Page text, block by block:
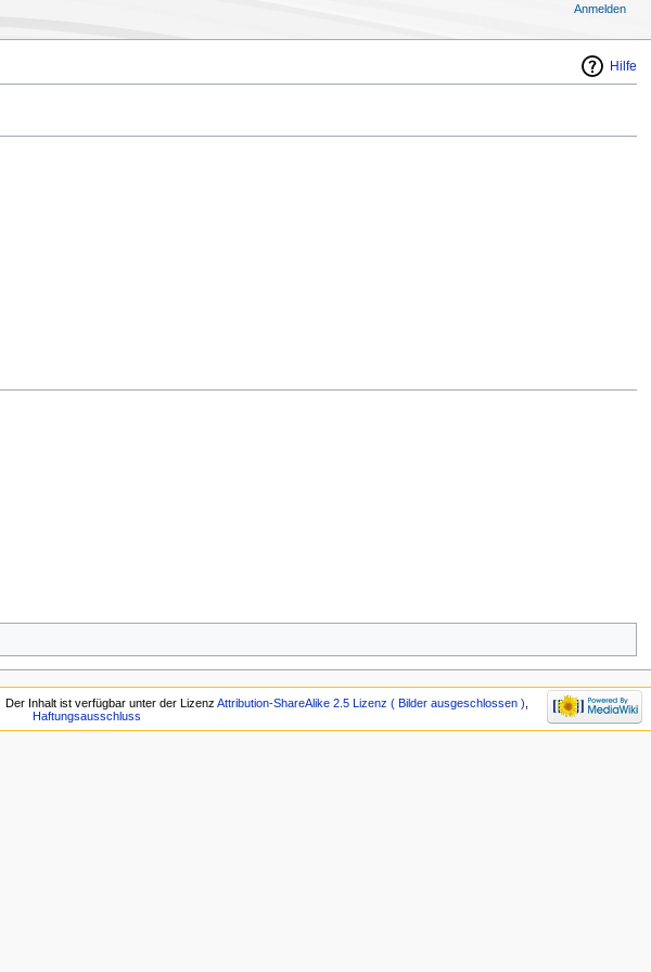
Hilfe
Anmelden
Der Inhalt ist verfügbar unter der Lizenz Attribution-ShareAlike 2.5 Lizenz ( Bilder ausgeschlossen )
Haftungsausschluss